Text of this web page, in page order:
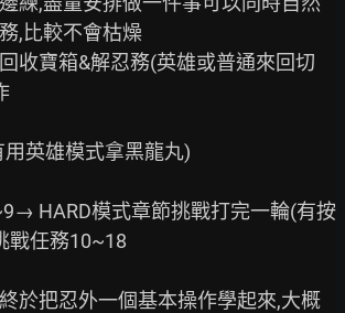
,比較不會枯燥
收寶箱&解忍務(英雄或普通來回切
英雄模式拿黑龍丸)
HARD模式章節挑戰打完一輪(有按
戰任務10~18
於把忍外一個基本操作學起來,大概